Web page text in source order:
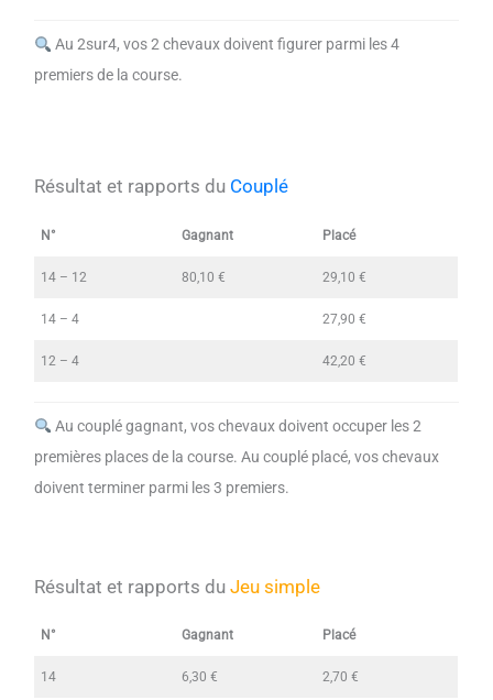
Au 2sur4, vos 2 chevaux doivent figurer parmi les 4
premiers de la course.
Résultat et rapports du Couplé
N° Gagnant Placé
14 – 12 80,10 € 29,10 €
14 – 4 27,90 €
12 – 4 42,20 €
Au couplé gagnant, vos chevaux doivent occuper les 2
premières places de la course. Au couplé placé, vos chevaux
doivent terminer parmi les 3 premiers.
Résultat et rapports duJeu simple
N° Gagnant Placé
14 6,30 € 2,70 €